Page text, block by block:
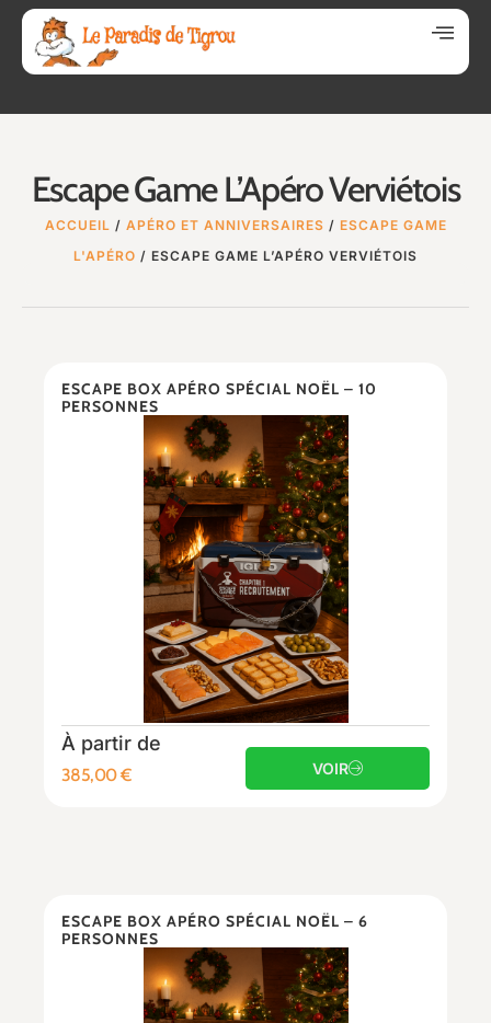
Escape Game L’Apéro Verviétois
ACCUEIL / APÉRO ET ANNIVERSAIRES / ESCAPE GAME
L'APÉRO / ESCAPE GAME L’APÉRO VERVIÉTOIS
ESCAPE BOX APÉRO SPÉCIAL NOËL – 10
PERSONNES
À partir de
385,00€ VOIR
ESCAPE BOX APÉRO SPÉCIAL NOËL – 6
PERSONNES